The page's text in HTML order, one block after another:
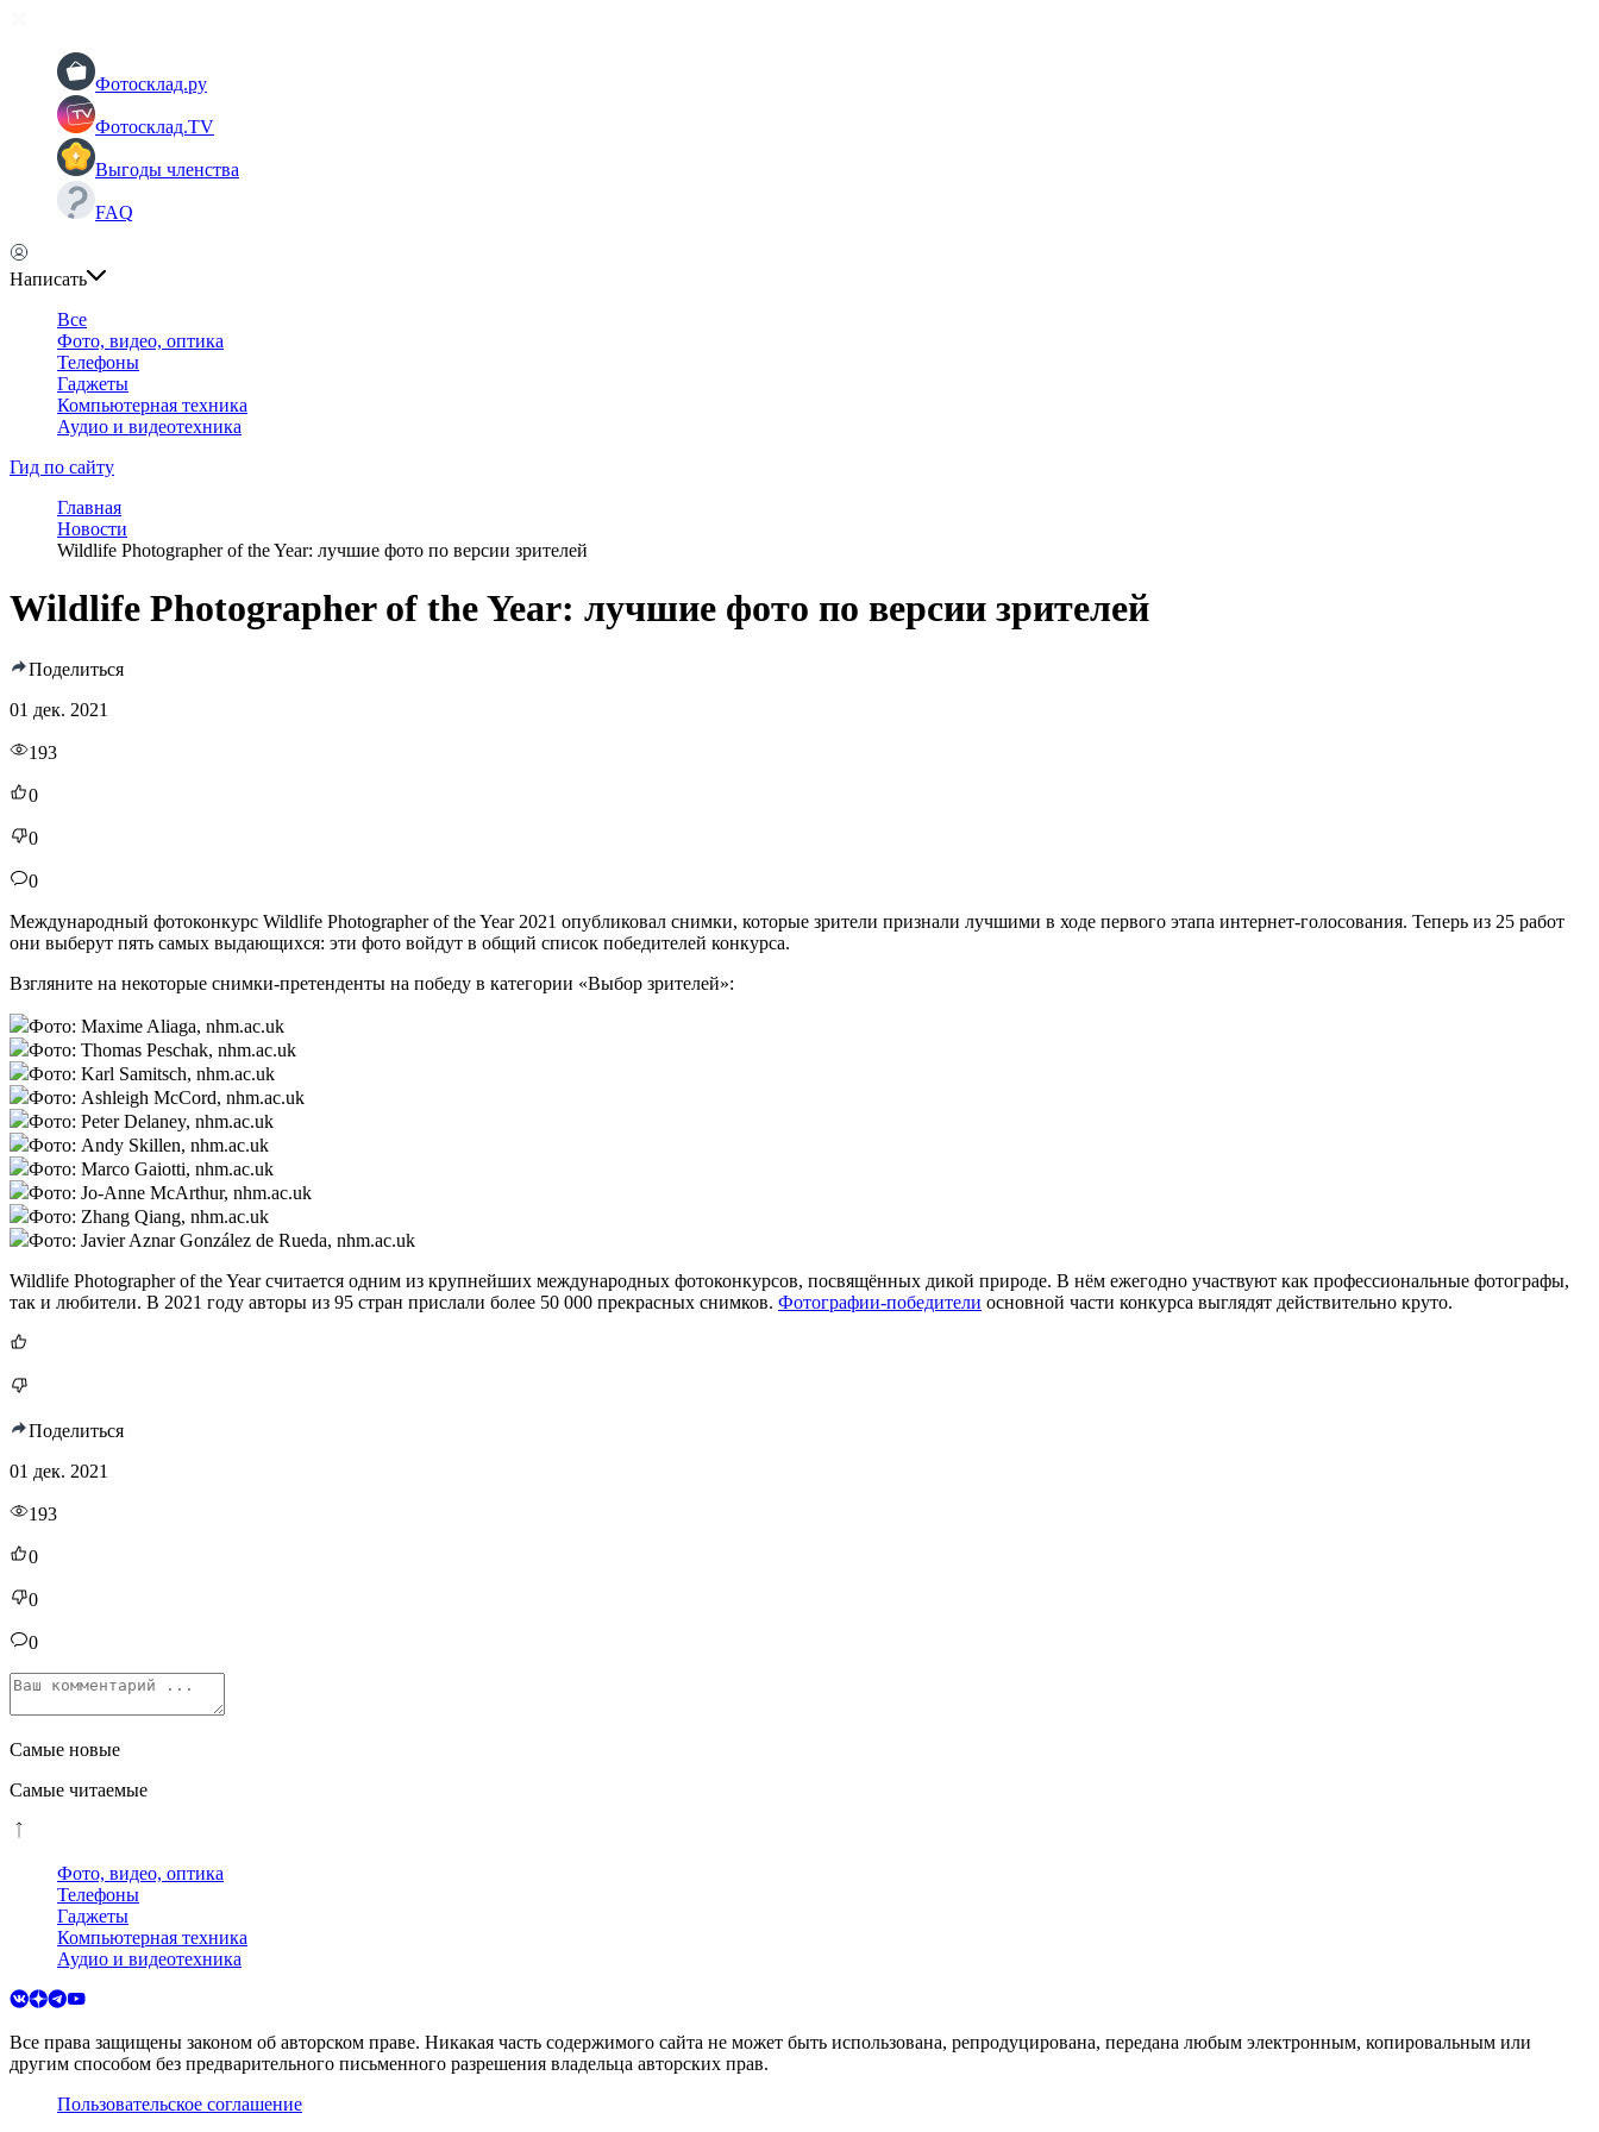
Фотосклад.ру
Фотосклад.TV
Выгоды членства
FAQ
Написать
Все
Фото, видео, оптика
Телефоны
Гаджеты
Компьютерная техника
Аудио и видеотехника
Гид по сайту
Главная
Новости
Wildlife Photographer of the Year: лучшие фото по версии зрителей
Wildlife Photographer of the Year: лучшие фото по версии зрителей
Поделиться
01 дек. 2021
193
0
0
0
Международный фотоконкурс Wildlife Photographer of the Year 2021 опубликовал снимки, которые зрители признали лучшими в ходе первого этапа интернет-голосования. Теперь из 25 работ
они выберут пять самых выдающихся: эти фото войдут в общий список победителей конкурса.
Взгляните на некоторые снимки-претенденты на победу в категории «Выбор зрителей»:
Фото: Maxime Aliaga, nhm.ac.uk
Фото: Thomas Peschak, nhm.ac.uk
Фото: Karl Samitsch, nhm.ac.uk
Фото: Ashleigh McCord, nhm.ac.uk
Фото: Peter Delaney, nhm.ac.uk
Фото: Andy Skillen, nhm.ac.uk
Фото: Marco Gaiotti, nhm.ac.uk
Фото: Jo-Anne McArthur, nhm.ac.uk
Фото: Zhang Qiang, nhm.ac.uk
Фото: Javier Aznar González de Rueda, nhm.ac.uk
Wildlife Photographer of the Year считается одним из крупнейших международных фотоконкурсов, посвящённых дикой природе. В нём ежегодно участвуют как профессиональные фотографы,
так и любители. В 2021 году авторы из 95 стран прислали более 50 000 прекрасных снимков. Фотографии-победители основной части конкурса выглядят действительно круто.
Поделиться
01 дек. 2021
193
0
0
0
Самые новые
Самые читаемые
Фото, видео, оптика
Телефоны
Гаджеты
Компьютерная техника
Аудио и видеотехника
Все права защищены законом об авторском праве. Никакая часть содержимого сайта не может быть использована, репродуцирована, передана любым электронным, копировальным или
другим способом без предварительного письменного разрешения владельца авторских прав.
Пользовательское соглашение